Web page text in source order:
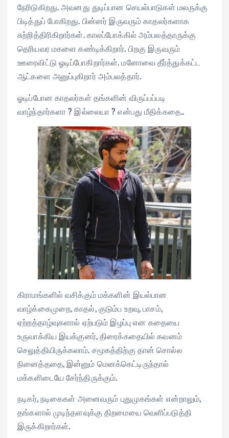
நேரிடுகிறது. அவனது துடிப்பான செயல்பாடுகள் மலருக்கு
பிடித்துப் போகிறது. பின்னர் இருவரும் காதலர்களாக
சுற்றித்திரிகிறார்கள். காலப்போக்கில் அம்பலத்தாருக்கு
தெரியவர மகளை கண்டிக்கிறார். பிறகு இருவரும்
ஊரைவிட்டு ஓடிப்போகிறார்கள். மனோவை தீர்த்துக்கட்ட
ஆட்களை அனுப்புகிறார் அம்பலத்தார்.
ஓடிப்போன காதலர்கள் தங்களின் விருப்பப்படி
வாழ்ந்தார்களா ? இல்லையா ? என்பது மீதிக்கதை..
கிராமங்களில் வசிக்கும் மக்களின் இயல்பான
வாழ்க்கைமுறை, காதல், குடும்ப உறவு, பாசம்,
ஏற்றத்தாழ்வுகளால் ஏற்படும் இழப்பு என கதையை
உருவாக்கிய இயக்குனர், திரைக்கதையில் கவனம்
செலுத்தியிருக்கலாம். சமூகத்திற்கு தான் சொல்ல
நினைத்ததை, இன்னும் மெனக்கெட்டிருந்தால்
மக்களிடையே சேர்ந்திருக்கும்.
நடிகர், நடிகைகள் அனைவரும் புதுமுகங்கள் என்றாலும்,
தங்களால் முடிந்தளவுக்கு திறமையை வெளிப்படுத்தி
இருக்கிறார்கள்.